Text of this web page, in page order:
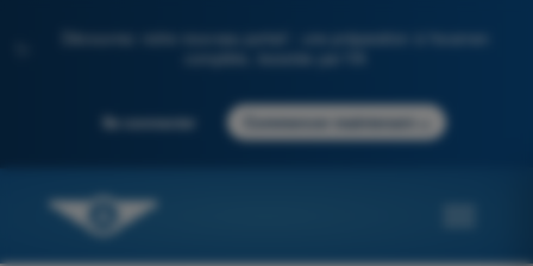
Découvrez notre nouveau portail : une préparation à l'examen
Se connecter Commencer maintenant